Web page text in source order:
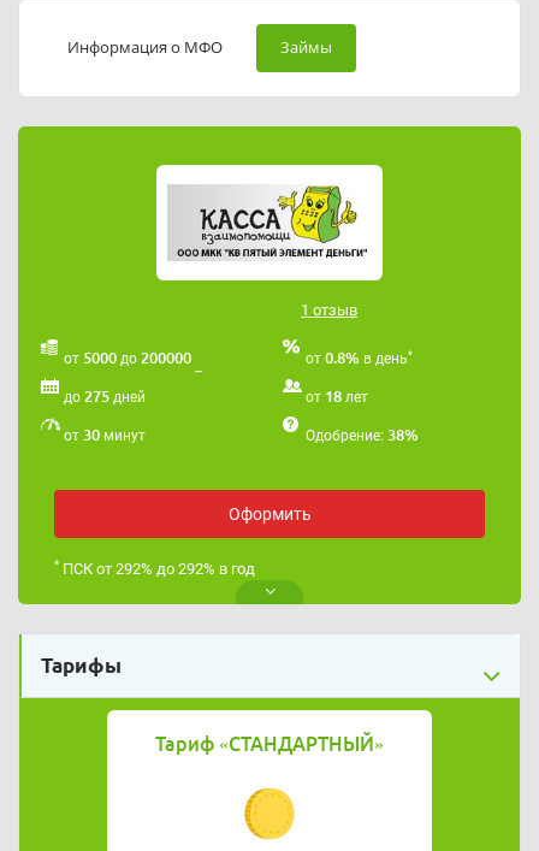
Информация о МФО Займы
1 отзыв
от 5000 до 200000 от 0.8% в день*
до 275 дней от 18 лет
от 30 минут Одобрение: 38%
Оформить
*ПСК от 292% до 292% в год
Тарифы
Тариф «СТАНДАРТНЫЙ»